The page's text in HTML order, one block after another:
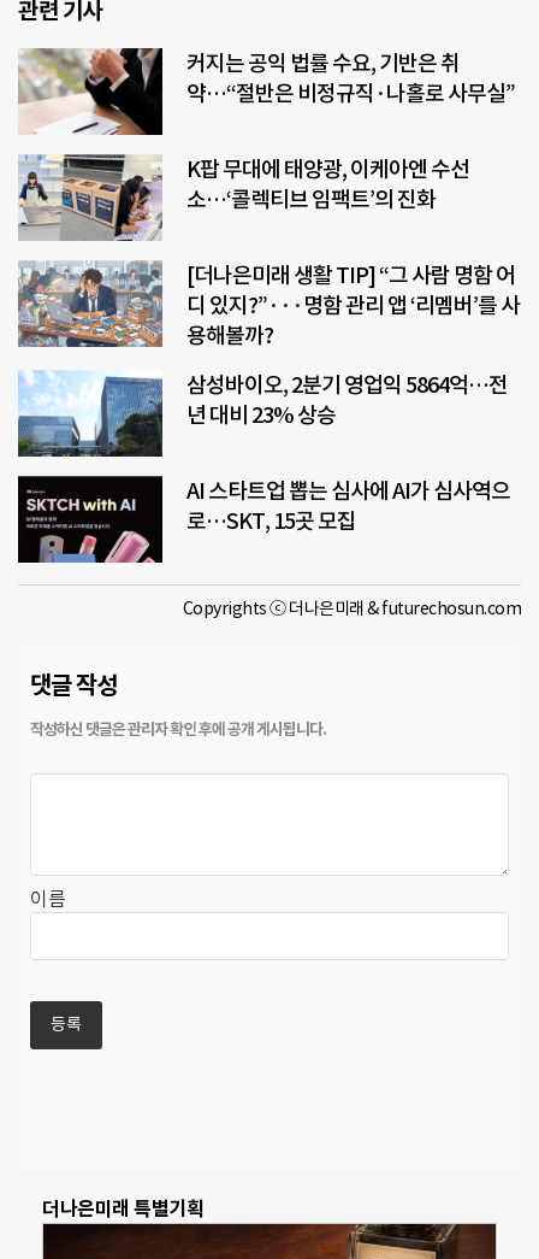
관련 기사
커지는 공익 법률 수요, 기반은 취
약…“절반은 비정규직·나홀로 사무실”
K팝 무대에 태양광, 이케아엔 수선
소…‘콜렉티브 임팩트’의 진화
[더나은미래 생활 TIP] “그 사람 명함 어
디 있지?”···명함 관리 앱 ‘리멤버’를 사
용해볼까?
삼성바이오, 2분기 영업익 5864억…전
년 대비 23% 상승
AI 스타트업 뽑는 심사에 AI가 심사역으
로…SKT, 15곳 모집
Copyrights ⓒ 더나은미래 & futurechosun.com
댓글 작성
이름
더나은미래 특별기획